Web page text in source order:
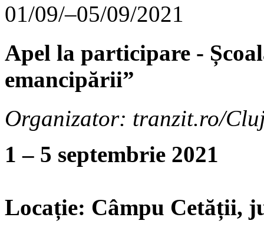
01/09/–05/09/2021
Apel la participare -
emancipării”
Organizator: tranzit.ro/
1 – 5 septembrie 2021
Locație: Câmpu Cetății,